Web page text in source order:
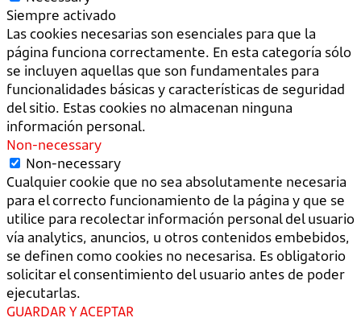
Siempre activado
Las cookies necesarias son esenciales para que la
página funciona correctamente. En esta categoría sólo
se incluyen aquellas que son fundamentales para
funcionalidades básicas y características de seguridad
del sitio. Estas cookies no almacenan ninguna
información personal.
Non-necessary
Non-necessary
Cualquier cookie que no sea absolutamente necesaria
para el correcto funcionamiento de la página y que se
utilice para recolectar información personal del usuario
vía analytics, anuncios, u otros contenidos embebidos,
se definen como cookies no necesarisa. Es obligatorio
solicitar el consentimiento del usuario antes de poder
ejecutarlas.
GUARDAR Y ACEPTAR